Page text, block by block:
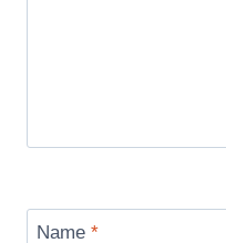
Name *